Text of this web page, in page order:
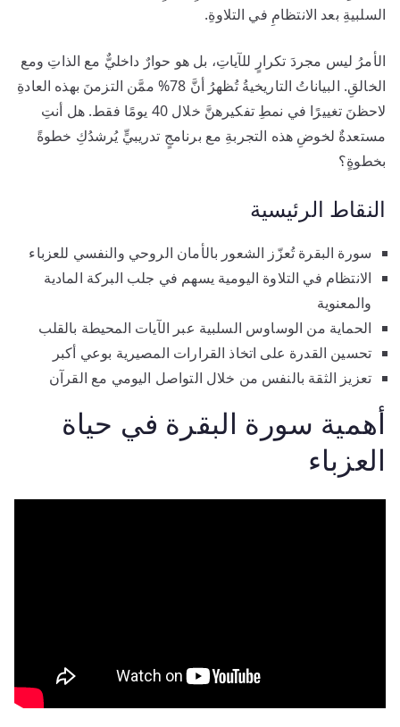
السلبيةِ بعد الانتظامِ في التلاوةِ.
الأمرُ ليس مجردَ تكرارٍ للآياتِ، بل هو حوارٌ داخليٌّ مع الذاتِ ومع
الخالقِ. البياناتُ التاريخيةُ تُظهرُ أنَّ 78% ممَّن التزمنَ بهذه العادةِ
لاحظنَ تغييرًا في نمطِ تفكيرهنَّ خلال 40 يومًا فقط. هل أنتِ
مستعدةٌ لخوضِ هذه التجربةِ مع برنامجٍ تدريبيٍّ يُرشدُكِ خطوةً
بخطوةٍ؟
النقاط الرئيسية
سورة البقرة تُعزّز الشعور بالأمان الروحي والنفسي للعزباء
الانتظام في التلاوة اليومية يسهم في جلب البركة المادية
والمعنوية
الحماية من الوساوس السلبية عبر الآيات المحيطة بالقلب
تحسين القدرة على اتخاذ القرارات المصيرية بوعي أكبر
تعزيز الثقة بالنفس من خلال التواصل اليومي مع القرآن
أهمية سورة البقرة في حياة
العزباء